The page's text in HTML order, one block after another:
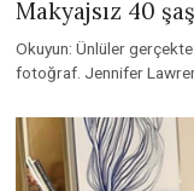
Makyajsız 40
Okuyun: Ünlüler gerçekte
fotoğraf. Jennifer